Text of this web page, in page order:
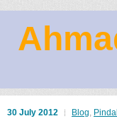
30 July 2012 Blog,